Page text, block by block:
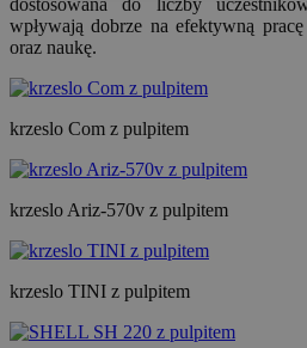
dostosowana do liczby
wpływają dobrze na efektywną
oraz naukę.
krzeslo Com z pulpitem
krzeslo Ariz-570v z pulpitem
krzeslo TINI z pulpitem